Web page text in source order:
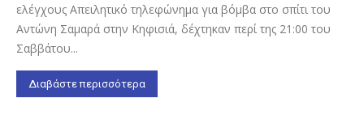
ελέγχους Απειλητικό τηλεφώνημα για βόμβα στο σπίτι του
Αντώνη Σαμαρά στην Κηφισιά, δέχτηκαν περί της 21:00 του
Σαββάτου...
Διαβάστε περισσότερα